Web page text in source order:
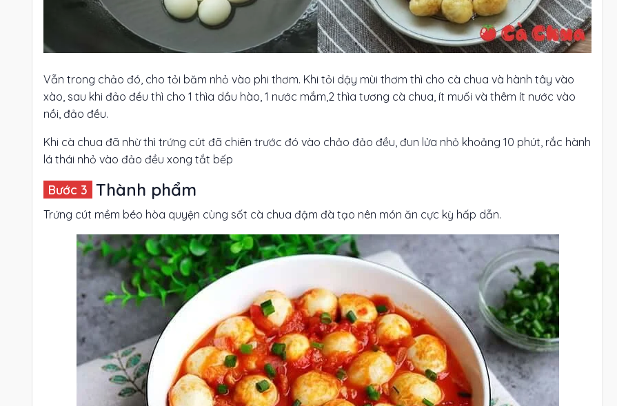
Vẫn trong chảo đó, cho tỏi băm nhỏ vào phi thơm. Khi tỏi dậy mùi thơm thì cho cà chua và hành tây vào
xào, sau khi đảo đều thì cho 1 thìa dầu hào, 1 nước mắm,2 thìa tương cà chua, ít muối và thêm ít nước vào
nồi, đảo đều.
Khi cà chua đã nhừ thì trứng cút đã chiên trước đó vào chảo đảo đều, đun lửa nhỏ khoảng 10 phút, rắc hành
lá thái nhỏ vào đảo đều xong tắt bếp
Thành phẩm
Trứng cút mềm béo hòa quyện cùng sốt cà chua đậm đà tạo nên món ăn cực kỳ hấp dẫn.